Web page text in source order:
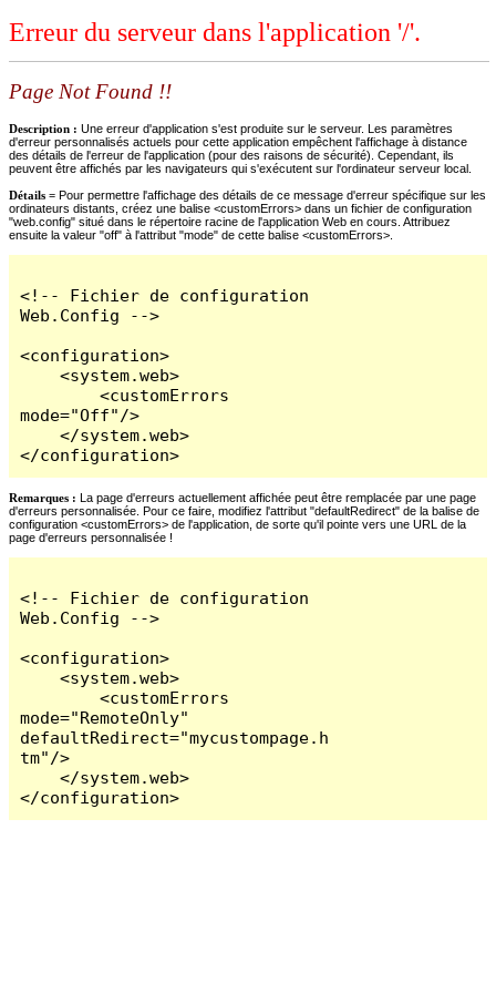
Erreur du serveur dans l'application '/'.
Page Not Found !!
Description : Une erreur d'application s'est produite sur le serveur. Les paramètres
d'erreur personnalisés actuels pour cette application empêchent l'affichage à distance
des détails de l'erreur de l'application (pour des raisons de sécurité). Cependant, ils
peuvent être affichés par les navigateurs qui s'exécutent sur l'ordinateur serveur local.
Détails = Pour permettre l'affichage des détails de ce message d'erreur spécifique sur les
ordinateurs distants, créez une balise <customErrors> dans un fichier de configuration
"web.config" situé dans le répertoire racine de l'application Web en cours. Attribuez
ensuite la valeur "off" à l'attribut "mode" de cette balise <customErrors>.
<!-- Fichier de configuration
Web.Config -->
<configuration>
    <system.web>
        <customErrors
mode="Off"/>
    </system.web>
</configuration>
Remarques : La page d'erreurs actuellement affichée peut être remplacée par une page
d'erreurs personnalisée. Pour ce faire, modifiez l'attribut "defaultRedirect" de la balise de
configuration <customErrors> de l'application, de sorte qu'il pointe vers une URL de la
page d'erreurs personnalisée !
<!-- Fichier de configuration
Web.Config -->
<configuration>
    <system.web>
        <customErrors
mode="RemoteOnly"
defaultRedirect="mycustompage.h
tm"/>
    </system.web>
</configuration>